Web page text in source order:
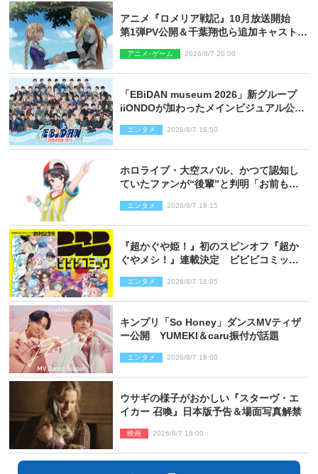
アニメ『ロメリア戦記』10月放送開始
第1弾PV公開＆千葉翔也ら追加キャスト4
アニメ･ゲーム 2026/8/7 20:00
「EBiDAN museum 2026」新グループ
iiONDOが加わったメインビジュアル公
エンタメ 2026/8/7 18:50
ホロライブ・大空スバル、かつて認知し
ていたファンが“後輩”と判明「お前もし
エンタメ 2026/8/7 18:15
『超かぐや姫！』初のスピンオフ『超か
ぐやメシ！』連載決定 ビビビコミック
エンタメ 2026/8/7 18:05
キンプリ「So Honey」ダンスMVティザ
ー公開 YUMEKI＆caru振付が話題
エンタメ 2026/8/7 18:00
ウサギの様子がおかしい『スターヴ・エ
イカー 召喚』日本版予告＆場面写真解禁
映画 2026/8/7 18:00